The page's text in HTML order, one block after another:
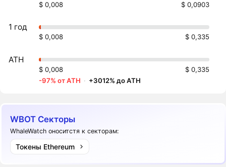
$ 0,008 $ 0,0903
1 год
$ 0,008 $ 0,335
ATH
$ 0,008
$ 0,335
-97% от ATH · +3012% до ATH
WBOT Секторы
WhaleWatch оноситстя к секторам:
Токены Ethereum